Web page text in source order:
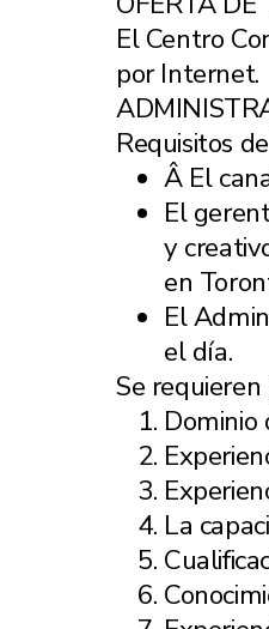
El Centro
por Internet.
Requisitos
Â El
El
y
en
El
el día.
Se requieren
Dominio
La